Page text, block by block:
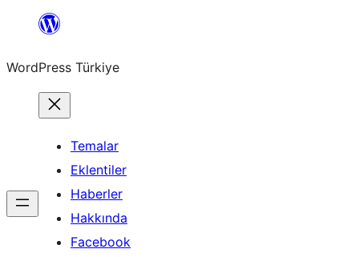
İçeriğe
WordPress Türkiye
Temalar
Eklentiler
Haberler
Hakkında
Facebook